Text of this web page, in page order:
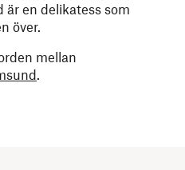
är en delikatess som
över.
mellan
.